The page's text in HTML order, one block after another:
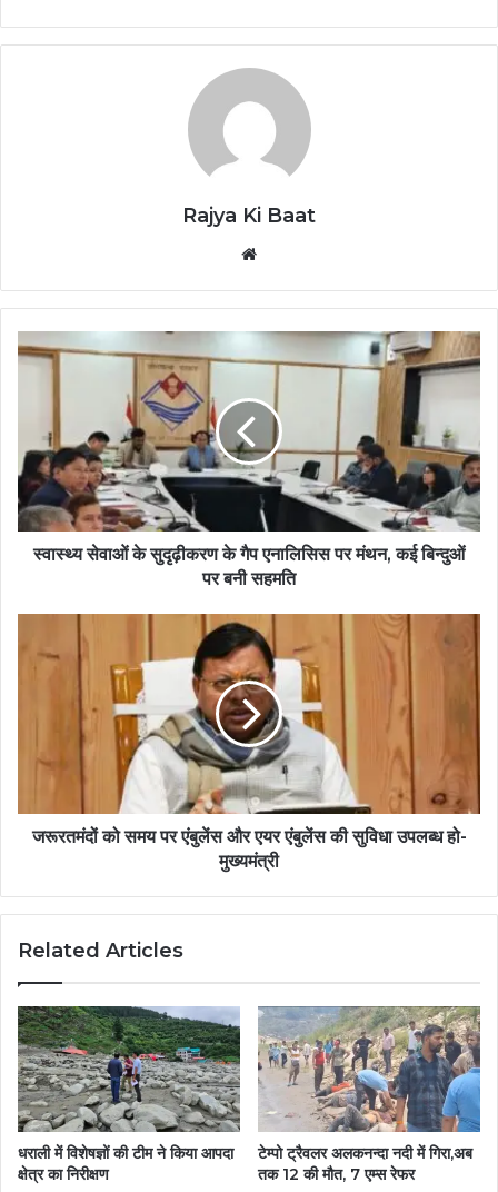
Rajya Ki Baat
स्वास्थ्य सेवाओं के सुदृढ़ीकरण के गैप एनालिसिस पर मंथन, कई बिन्दुओं
पर बनी सहमति
जरूरतमंदों को समय पर एंबुलेंस और एयर एंबुलेंस की सुविधा उपलब्ध हो-
मुख्यमंत्री
Related Articles
धराली में विशेषज्ञों की टीम ने किया आपदा
क्षेत्र का निरीक्षण
टेम्पो ट्रैवलर अलकनन्दा नदी में गिरा,अब
तक 12 की मौत, 7 एम्स रेफर